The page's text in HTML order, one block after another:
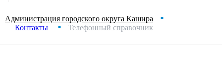
Администрация городского округа Кашира ■
Контакты ■ Телефонный справочник